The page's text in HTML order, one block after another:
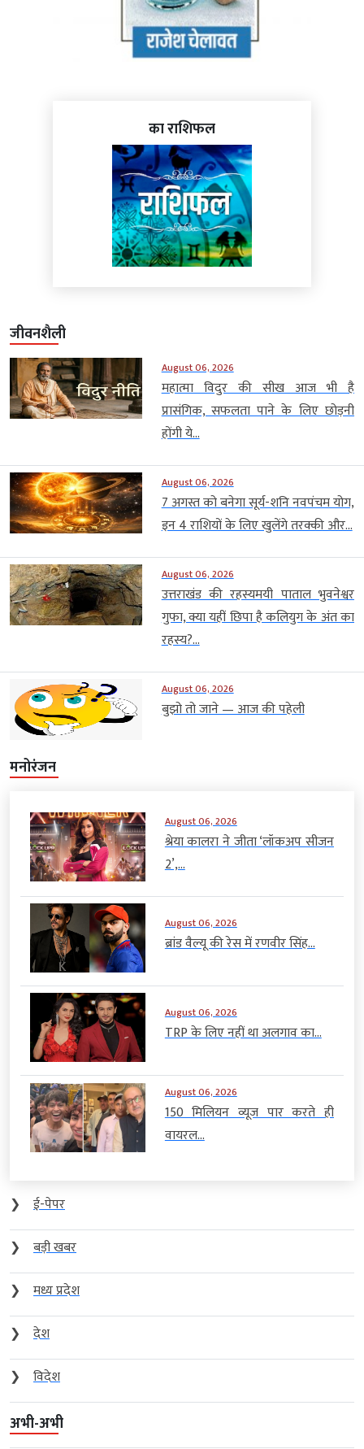
का राशिफल
जीवनशैली
August 06, 2026
महात्मा विदुर की सीख आज भी है
प्रासंगिक, सफलता पाने के लिए छोड़नी
होंगी ये...
August 06, 2026
7 अगस्त को बनेगा सूर्य-शनि नवपंचम योग,
इन 4 राशियों के लिए खुलेंगे तरक्की और...
August 06, 2026
उत्तराखंड की रहस्यमयी पाताल भुवनेश्वर
गुफा, क्या यहीं छिपा है कलियुग के अंत का
रहस्य?...
August 06, 2026
बुझो तो जाने — आज की पहेली
मनोरंजन
August 06, 2026
श्रेया कालरा ने जीता ‘लॉकअप सीजन
2’,...
August 06, 2026
ब्रांड वैल्यू की रेस में रणवीर सिंह...
August 06, 2026
TRP के लिए नहीं था अलगाव का...
August 06, 2026
150 मिलियन व्यूज पार करते ही
वायरल...
❯
ई-पेपर
❯
बड़ी खबर
❯
मध्य प्रदेश
❯
देश
❯
विदेश
अभी-अभी